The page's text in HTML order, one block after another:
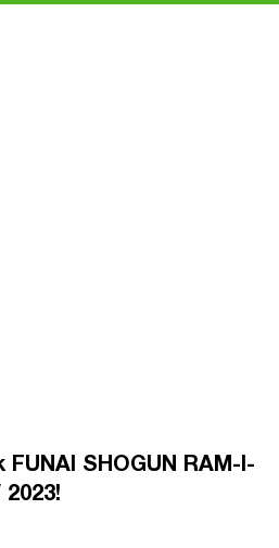
SHOGUN RAM-I-
2023!